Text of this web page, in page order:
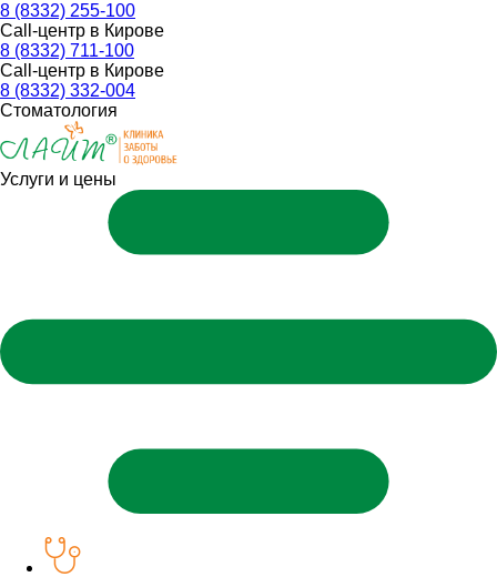
8 (8332) 255-100
Call-центр в Кирове
8 (8332) 711-100
Call-центр в Кирове
8 (8332) 332-004
Стоматология
Услуги и цены